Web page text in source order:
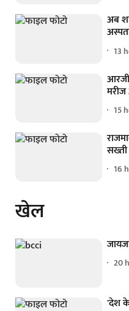
अब
13
15
16
खेल
20
'देश